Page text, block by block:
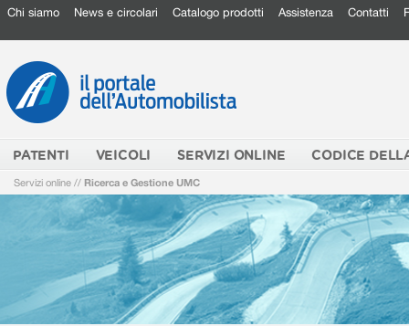
Chi siamo News e circolari Catalogo prodotti Assistenza Contatti
PATENTI VEICOLI SERVIZI ONLINE CODICE
Servizi online // Ricerca e Gestione UMC